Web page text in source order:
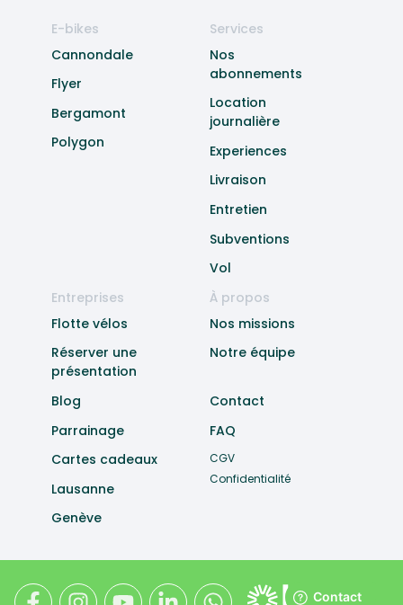
E-bikes
Cannondale
Flyer
Bergamont
Polygon
Services
Nos
abonnements
Location
journalière
Experiences
Livraison
Entretien
Subventions
Vol
Entreprises
Flotte vélos
Réserver une
présentation
À propos
Nos missions
Notre équipe
Blog
Parrainage
Cartes cadeaux
Lausanne
Genève
Contact
FAQ
CGV
Confidentialité